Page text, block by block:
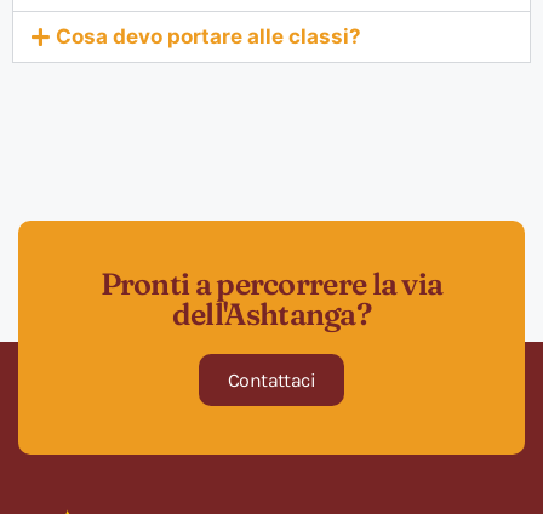
Cosa devo portare alle classi?
Pronti a percorrere la via
dell'Ashtanga?
Contattaci